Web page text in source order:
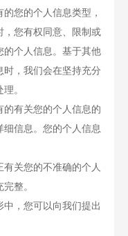
您的个人信息类型，
，您有权同意、限制或
的个人信息。基于其他
，我们会在坚持充分
。
有关您的个人信息的
信息。您的个人信息
关您的不准确的个人
整。
，您可以向我们提出